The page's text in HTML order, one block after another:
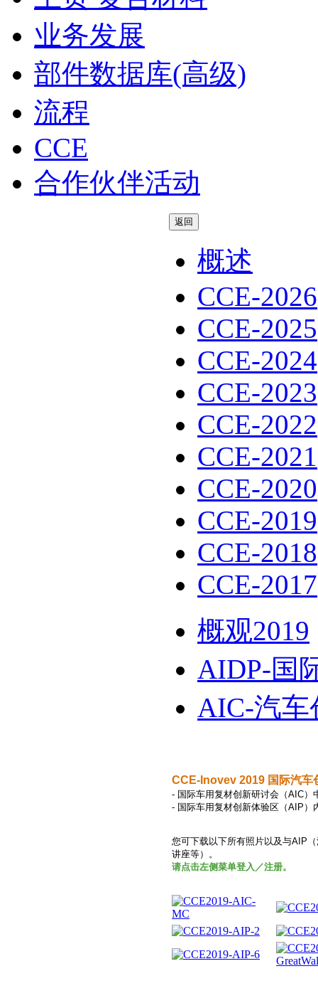
业务发展
部件数据库(高级)
流程
CCE
合作伙伴活动
返回
概述
CCE-2026
CCE-2025
CCE-2024
CCE-2023
CCE-2022
CCE-2021
CCE-2020
CCE-2019
CCE-2018
CCE-2017
概观2019
AIDP-国
AIC-汽车
CCE-Inovev 2019 国际汽车
- 国际车用复材创新研讨会（AIC）
- 国际车用复材创新体验区（AIP）
您可下载以下所有照片以及与AIP
讲座等）。
请点击左侧菜单登入／注册。